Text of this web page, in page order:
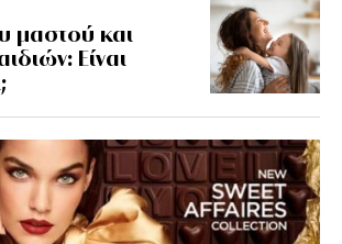
μαστού και
Είναι